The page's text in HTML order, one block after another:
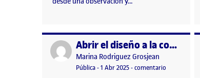
Publicado por Abrir el diseño a la comunidad
Publicado por
Marina Rodriguez Grosjean
Visibilidad:
Pública-Fecha de publicación
1 Abr 2025-comentario en Abrir el